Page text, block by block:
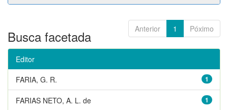
Anterior 1 Póximo
Busca facetada
Editor
1
FARIA, G. R.
1
FARIAS NETO, A. L. de